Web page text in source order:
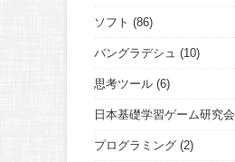
ソフト (86)
バングラデシュ (10)
思考ツール (6)
日本基礎学習ゲーム研究会
プログラミング (2)